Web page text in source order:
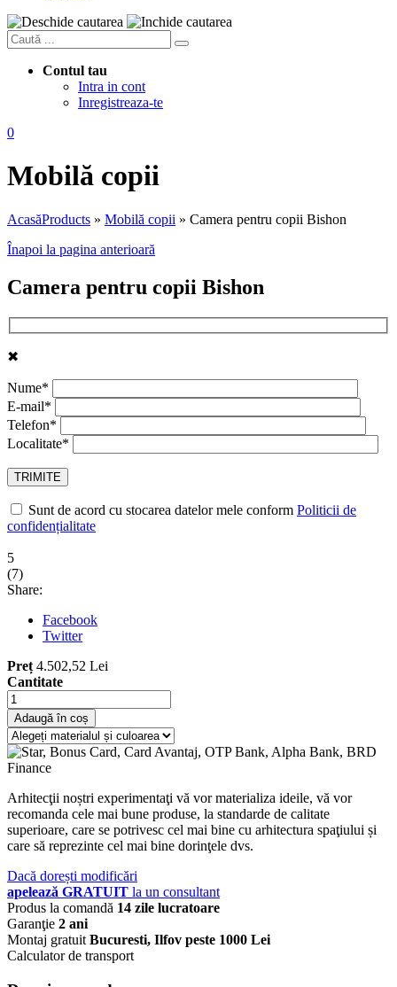
Contul tau
Intra in cont
Inregistreaza-te
0
Mobilă copii
AcasăProducts » Mobilă copii » Camera pentru copii Bishon
Înapoi la pagina anterioară
Camera pentru copii Bishon
✖
Nume*
E-mail*
Telefon*
Localitate*
Sunt de acord cu stocarea datelor mele conform Politicii de
confidențialitate
5
(7)
Share:
Facebook
Twitter
Preț 4.502,52 Lei
Cantitate
Adaugă în coș
Arhitecţii noștri experimentaţi vă vor materializa ideile, vă vor
recomanda cele mai bune produse, la standarde de calitate
superioare, care se potrivesc cel mai bine cu arhitectura spaţiului și
care să reprezinte cel mai bine dorinţele dvs.
Dacă dorești modificări
apelează GRATUIT la un consultant
Produs la comandă 14 zile lucratoare
Garanţie 2 ani
Montaj gratuit Bucuresti, Ilfov peste 1000 Lei
Calculator de transport